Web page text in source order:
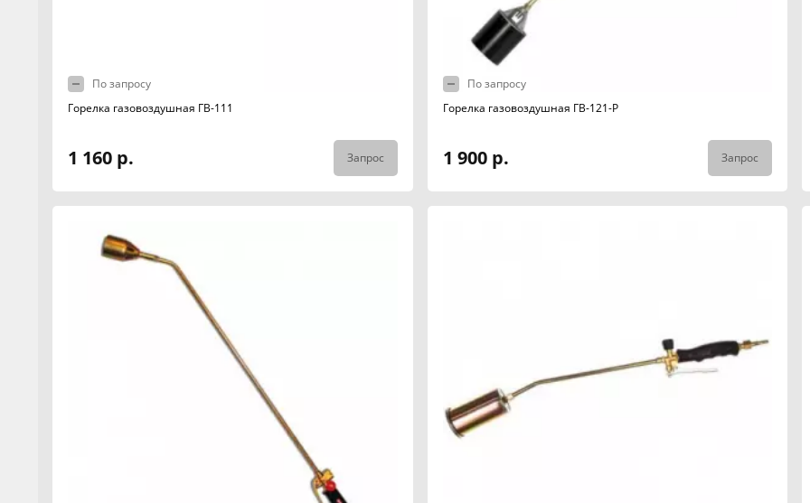
По запросу
Горелка газовоздушная ГВ-111
1 160 р. Запрос
По запросу
Горелка газовоздушная ГВ-121-Р
1 900 р. Запрос